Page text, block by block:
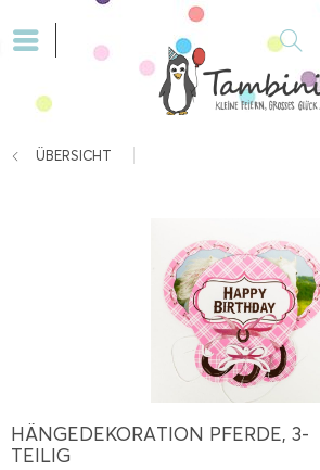
ÜBERSICHT
HÄNGEDEKORATION PFERDE, 3-
TEILIG